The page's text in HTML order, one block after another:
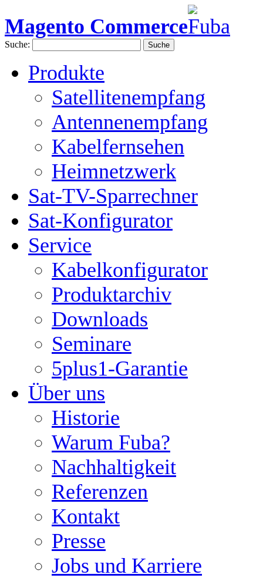
Magento Commerce
Suche: Suche
Produkte
Satellitenempfang
Antennenempfang
Kabelfernsehen
Heimnetzwerk
Sat-TV-Sparrechner
Sat-Konfigurator
Service
Kabelkonfigurator
Produktarchiv
Downloads
Seminare
5plus1-Garantie
Über uns
Historie
Warum Fuba?
Nachhaltigkeit
Referenzen
Kontakt
Presse
Jobs und Karriere